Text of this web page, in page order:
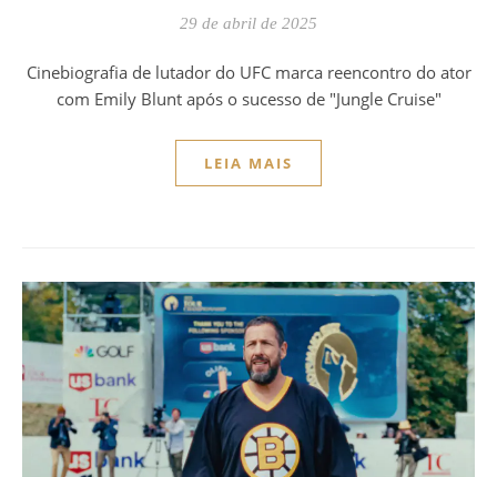
29 de abril de 2025
Cinebiografia de lutador do UFC marca reencontro do ator
com Emily Blunt após o sucesso de "Jungle Cruise"
LEIA MAIS